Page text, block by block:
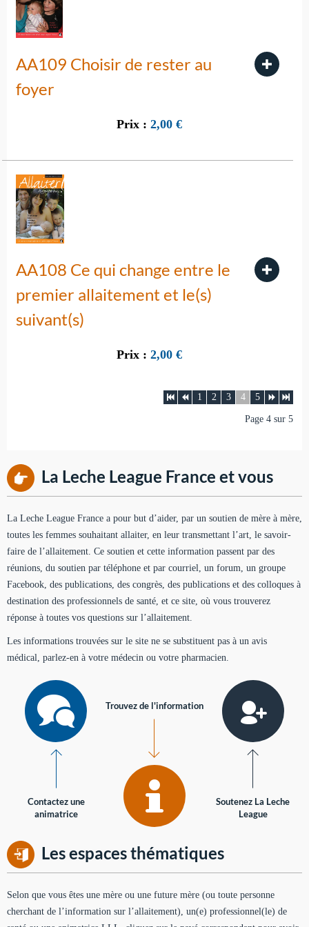
AA109 Choisir de rester au
foyer
Prix : 2,00 €
AA108 Ce qui change entre le
premier allaitement et le(s)
suivant(s)
Prix : 2,00 €
1 2 3 4 5
Page 4 sur 5
La Leche League France et vous
La Leche League France a pour but d’aider, par un soutien de mère à mère,
toutes les femmes souhaitant allaiter, en leur transmettant l’art, le savoir-
faire de l’allaitement. Ce soutien et cette information passent par des
réunions, du soutien par téléphone et par courriel, un forum, un groupe
Facebook, des publications, des congrès, des publications et des colloques à
destination des professionnels de santé, et ce site, où vous trouverez
réponse à toutes vos questions sur l’allaitement.
Les informations trouvées sur le site ne se substituent pas à un avis
médical, parlez-en à votre médecin ou votre pharmacien.
Contactez une
animatrice
Trouvez de l'information
Soutenez La Leche
League
Les espaces thématiques
Selon que vous êtes une mère ou une future mère (ou toute personne
cherchant de l’information sur l’allaitement), un(e) professionnel(le) de